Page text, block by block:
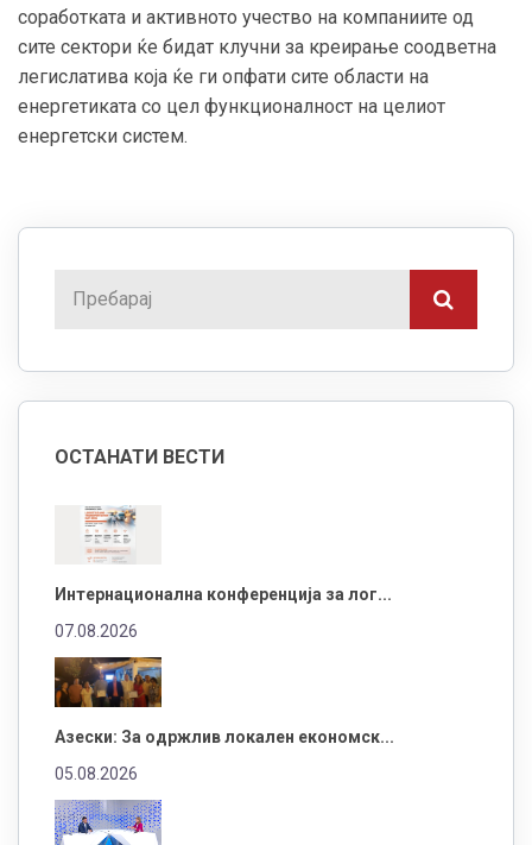
соработката и активното учество на компаниите од
сите сектори ќе бидат клучни за креирање соодветна
легислатива која ќе ги опфати сите области на
енергетиката со цел функционалност на целиот
енергетски систем.
ОСТАНАТИ ВЕСТИ
Интернационална конференција за лог...
07.08.2026
Азески: За одржлив локален економск...
05.08.2026